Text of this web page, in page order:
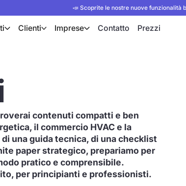
📣 Scoprite le nostre nuove funzionalità
Clienti Imprese Contatto Prezzi
contenuti compatti e ben
il commercio HVAC e la
una guida tecnica, di una checklist
paper strategico, prepariamo per
pratico e comprensibile.
per principianti e professionisti.